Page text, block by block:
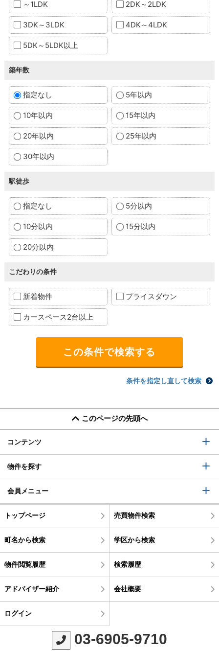
～1LDK 2DK～2LDK
3DK～3LDK 4DK～4LDK
5DK～5LDK以上
築年数
指定なし 5年以内
10年以内 15年以内
20年以内 25年以内
30年以内
駅徒歩
指定なし 5分以内
10分以内 15分以内
20分以内
こだわりの条件
新着物件 プライスダウン
カースペース2台以上
条件を指定し直して検索
このページの先頭へ
コンテンツ
物件を探す
会員メニュー
トップページ 売買物件検索
町名から検索 学区から検索
物件閲覧履歴 検索履歴
アドバイザー紹介 会社概要
ログイン
03-6905-9710